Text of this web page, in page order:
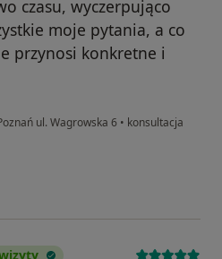
czasu, wyczerpująco
moje pytania, a co
przynosi konkretne i
ul. Wagrowska 6 • konsultacja